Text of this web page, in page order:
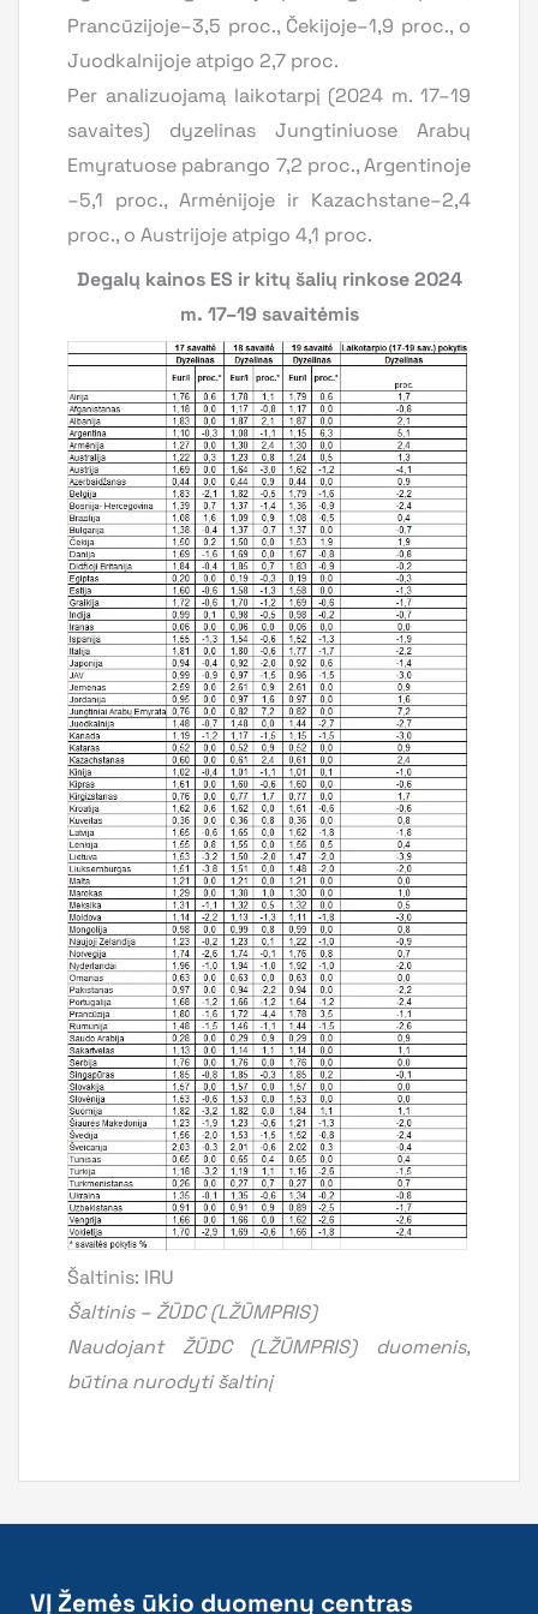
Prancūzijoje–3,5 proc., Čekijoje–1,9 proc., o
Juodkalnijoje atpigo 2,7 proc.
Per analizuojamą laikotarpį (2024 m. 17–19
savaites) dyzelinas Jungtiniuose Arabų
Emyratuose pabrango 7,2 proc., Argentinoje
–5,1 proc., Armėnijoje ir Kazachstane–2,4
proc., o Austrijoje atpigo 4,1 proc.
Degalų kainos ES ir kitų šalių rinkose 2024
m. 17–19 savaitėmis
Šaltinis: IRU
Šaltinis – ŽŪDC (LŽŪMPRIS)
Naudojant ŽŪDC (LŽŪMPRIS) duomenis,
būtina nurodyti šaltinį
VĮ Žemės ūkio duomenų centras